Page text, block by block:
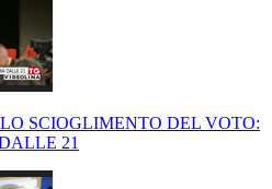
SCIOGLIMENTO DEL VOTO:
21